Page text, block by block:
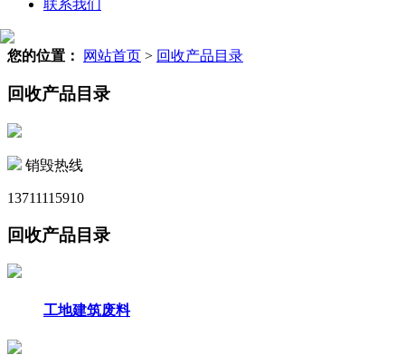
联系我们
您的位置： 网站首页 > 回收产品目录
回收产品目录
销毁热线
13711115910
回收产品目录
工地建筑废料